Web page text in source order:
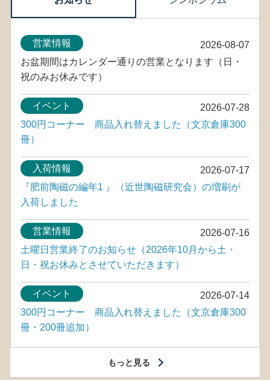
2026-08-07
営業情報
お盆期間はカレンダー通りの営業となります（日・
祝のみお休みです）
2026-07-28
イベント
300円コーナー 商品入れ替えました（文京倉庫300
冊）
2026-07-17
入荷情報
『肥前陶磁の編年1 』（近世陶磁研究会）の増刷が
入荷しました
2026-07-16
営業情報
土曜日営業終了のお知らせ（2026年10月から土・
日・祝お休みとさせていただきます）
2026-07-14
イベント
300円コーナー 商品入れ替えました（文京倉庫300
冊・200冊追加）
もっと見る